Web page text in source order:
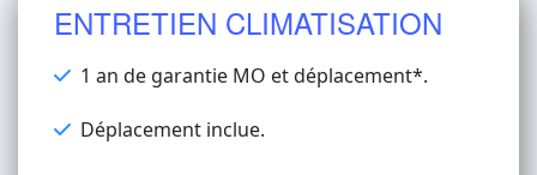
ENTRETIEN CLIMATISATION
1 an de garantie MO et déplacement*.
Déplacement inclue.